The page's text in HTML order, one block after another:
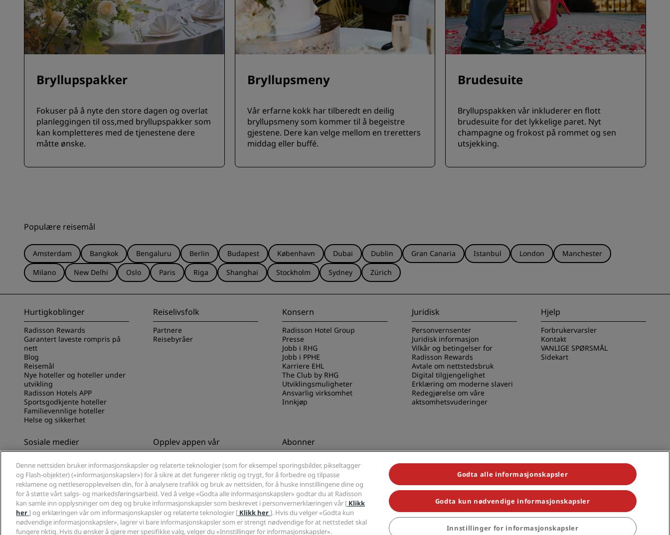
Bryllupspakker
Fokuser på å nyte den store dagen og overlat
planleggingen til oss,med bryllupspakker som
kan kompletteres med de tjenestene dere
måtte ønske.
Bryllupsmeny
Vår erfarne kokk har tilberedt en deilig
bryllupsmeny som kommer til å begeistre
gjestene. Dere kan velge mellom en treretters
middag eller buffé.
Brudesuite
Bryllupspakken vår inkluderer en flott
brudesuite for det lykkelige paret. Nyt
champagne og frokost på rommet og sen
utsjekking.
Populære reisemål
Amsterdam Bangkok Bengaluru Berlin Budapest København Dubai Dublin Gran Canaria Istanbul London
Manchester
Milano
New Delhi Oslo Paris Riga Shanghai Stockholm Sydney Zürich
Hurtigkoblinger
Radisson Rewards
Garantert laveste rompris på
nett
Blog
Reisemål
Nye hoteller og hoteller under
utvikling
Radisson Hotels APP
Sportsgodkjente hoteller
Familievennlige hoteller
Helse og sikkerhet
Reiselivsfolk
Partnere
Reisebyråer
Konsern
Radisson Hotel Group
Presse
Jobb i RHG
Jobb i PPHE
Karriere EHL
The Club by RHG
Utviklingsmuligheter
Ansvarlig virksomhet
Innkjøp
Juridisk
Personvernsenter
Juridisk informasjon
Vilkår og betingelser for
Radisson Rewards
Avtale om nettstedsbruk
Digital tilgjengelighet
Erklæring om moderne slaveri
Redegjørelse om våre
aktsomhetsvuderinger
Hjelp
Forbrukervarsler
Kontakt
VANLIGE SPØRSMÅL
Sidekart
Sosiale medier Opplev appen vår Abonner
populære tilbudene våre
© 2026 Radisson Hotel Group.Med enerett. RHG Radisson Hotel Group, Radisson, Radisson RED, Radisson Blu, Radisson Collection, Radisson Individuals, Park Plaza, Park Inn, Country Inn & Suites, Prize by Radisson, Radisson
Rewards og Radisson Meetings er varemerker som tilhører Radisson Hotel Group.
Denne nettsiden bruker informasjonskapsler og relaterte teknologier (som for eksempel sporingsbilder, pikseltagger
og Flash-objekter) («informasjonskapsler») for å sikre at det fungerer riktig og trygt, for å forbedre og tilpasse
reklamene og nettleseropplevelsen din, for å analysere trafikk og bruk av nettsiden, for å huske innstillingene dine og
for å støtte vårt salgs- og markedsføringsarbeid. Ved å velge «Godta alle informasjonskapsler» godtar du at Radisson
kan samle inn opplysninger om deg og bruke informasjonskapsler som beskrevet i personvernerklæringen vår [ Klikk
her] og erklæringen vår om informasjonskapsler og relaterte teknologier [ Klikk her]. Hvis du velger «Godta kun
nødvendige informasjonskapsler», lagrer vi bare informasjonskapsler som er strengt nødvendige for at nettstedet skal
fungere riktig. Hvis du ønsker å gjøre mer spesifikke valg, velger du «Innstillinger for informasjonskapsler».
Godta alle informasjonskapsler
Godta kun nødvendige informasjonskapsler
Innstillinger for informasjonskapsler